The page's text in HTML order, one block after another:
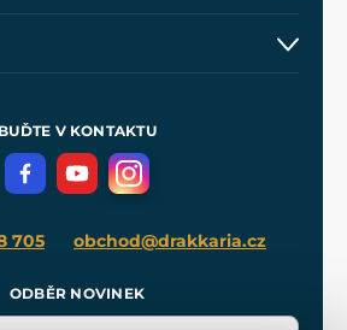
Come
BUĎTE V KONTAKTU
705 obchod@drakkaria.cz
ODBĚR NOVINEK